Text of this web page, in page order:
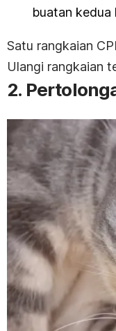
buatan kedua
Satu rangkaian
Ulangi rangkaian
2.